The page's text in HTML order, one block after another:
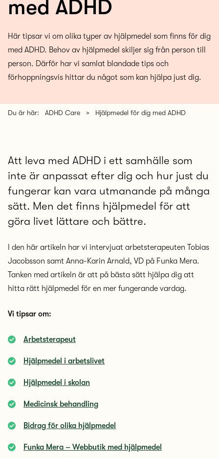
med ADHD
Här tipsar vi om olika typer av hjälpmedel som finns för dig
med ADHD. Behov av hjälpmedel skiljer sig från person till
person. Därför har vi samlat blandade tips och
förhoppningsvis hittar du något som kan hjälpa just dig.
Du är här: ADHD Care > Hjälpmedel för dig med ADHD
Att leva med ADHD i ett samhälle som
inte är anpassat efter dig och hur just du
fungerar kan vara utmanande på många
sätt. Men det finns hjälpmedel för att
göra livet lättare och bättre.
I den här artikeln har vi intervjuat arbetsterapeuten Tobias
Jacobsson samt Anna-Karin Arnald, VD på Funka Mera.
Tanken med artikeln är att på bästa sätt hjälpa dig att
hitta rätt hjälpmedel för en mer fungerande vardag.
Vi tipsar om:
Arbetsterapeut
Hjälpmedel i arbetslivet
Hjälpmedel i skolan
Medicinsk behandling
Bidrag för olika hjälpmedel
Funka Mera – Webbutik med hjälpmedel